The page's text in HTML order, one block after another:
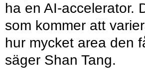
ha en AI-accelerator.
som kommer att
hur mycket area den
säger Shan Tang.